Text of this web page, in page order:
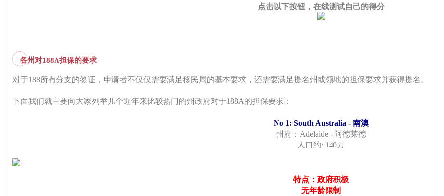
点击以下按钮，在线测试自己的得分
各州对188A担保的要求
对于188所有分支的签证，申请者不仅仅需要满足移民局的基本要求，还需要满足提名州或领地的担保要求并获得提名。
下面我们就主要向大家列举几个近年来比较热门的州政府对于188A的担保要求：
No 1: South Australia - 南澳
州府：Adelaide - 阿德莱德
人口约: 140万
特点：政府积极
无年龄限制